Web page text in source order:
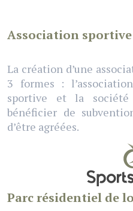
Association sportive
La création d’une
3 formes :
sportive et la société
bénéficier de
d’être agréées.
Parc résidentiel de